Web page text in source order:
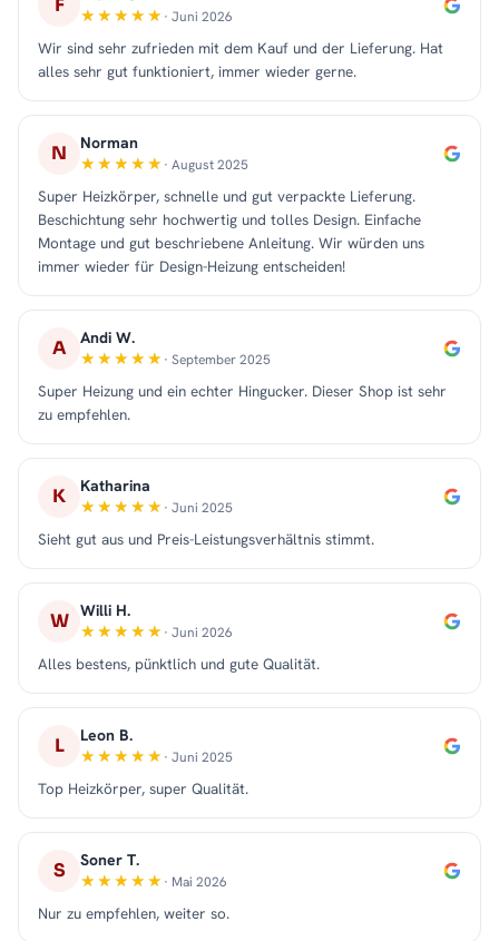
F · Juni 2026
Wir sind sehr zufrieden mit dem Kauf und der Lieferung. Hat
alles sehr gut funktioniert, immer wieder gerne.
N Norman
· August 2025
Super Heizkörper, schnelle und gut verpackte Lieferung.
Beschichtung sehr hochwertig und tolles Design. Einfache
Montage und gut beschriebene Anleitung. Wir würden uns
immer wieder für Design-Heizung entscheiden!
A Andi W.
· September 2025
Super Heizung und ein echter Hingucker. Dieser Shop ist sehr
zu empfehlen.
K Katharina
· Juni 2025
Sieht gut aus und Preis-Leistungsverhältnis stimmt.
W Willi H.
· Juni 2026
Alles bestens, pünktlich und gute Qualität.
L Leon B.
· Juni 2025
Top Heizkörper, super Qualität.
S Soner T.
· Mai 2026
Nur zu empfehlen, weiter so.